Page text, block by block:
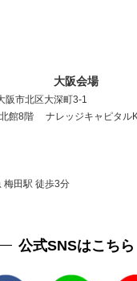
大阪会場
阪市北区大深町3-1
館8階 ナレッジキャピタル
梅田駅 徒歩3分
公式SNSはこちら